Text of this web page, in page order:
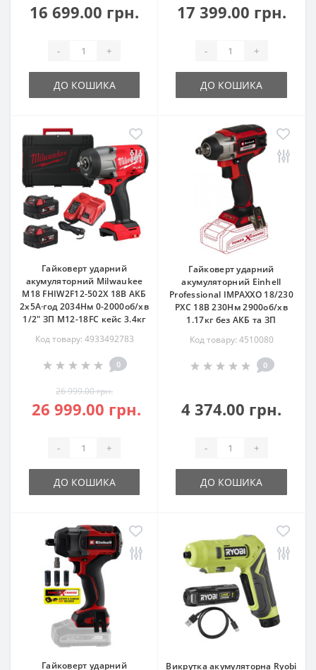
16 699.00 грн.
- +
ДО КОШИКА
17 399.00 грн.
- +
ДО КОШИКА
Гайковерт ударний
акумуляторний Milwaukee
M18 FHIW2F12-502X 18В АКБ
2х5А·год 2034Нм 0-2000об/хв
1/2" ЗП M12-18FC кейс 3.4кг
Код товару: 4933492783
0
26 999.00 грн.
26 999.00 грн.
- +
ДО КОШИКА
Гайковерт ударний
акумуляторний Einhell
Professional IMPAXXO 18/230
PXC 18В 230Нм 2900об/хв
1.17кг без АКБ та ЗП
Код товару: 4510080
0
4 374.00 грн.
- +
ДО КОШИКА
Гайковерт ударний
Викрутка акумуляторна Ryobi